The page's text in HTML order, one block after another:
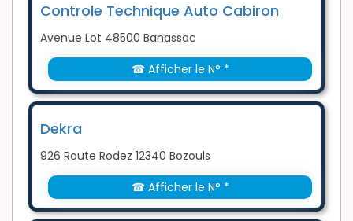
Controle Technique Auto Cabiron
Avenue Lot 48500 Banassac
☎ Afficher le N° *
Dekra
926 Route Rodez 12340 Bozouls
☎ Afficher le N° *